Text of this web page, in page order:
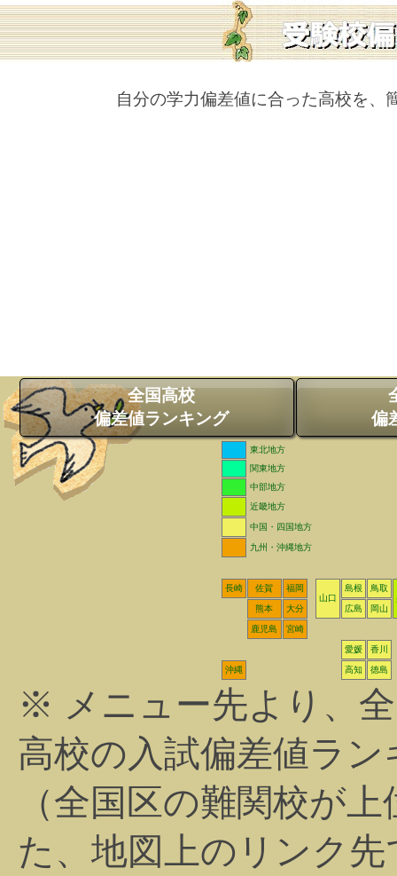
自分の学力偏差値に合った高校を、
全国高校
偏差値ランキング
偏
東北地方
関東地方
中部地方
近畿地方
中国・四国地方
九州・沖縄地方
長崎 佐賀
福岡
山口
島根
鳥取
熊本
大分 広島 岡山
鹿児島 宮崎
愛媛 香川
沖縄 高知 徳島
※ メニュー先より、
高校の入試偏差値ラ
（全国区の難関校が
た、地図上のリンク